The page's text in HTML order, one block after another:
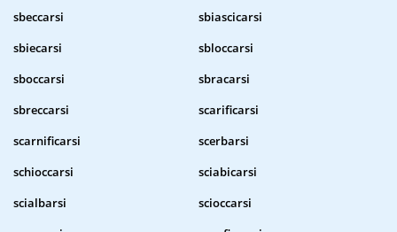
sbeccarsi
sbiascicarsi
sbiecarsi
sbloccarsi
sboccarsi
sbracarsi
sbreccarsi
scarificarsi
scarnificarsi
scerbarsi
schioccarsi
sciabicarsi
scialbarsi
scioccarsi